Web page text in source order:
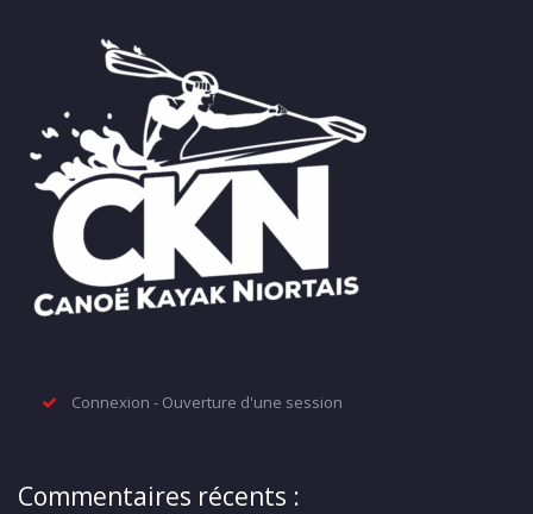
Connexion - Ouverture d'une session
Commentaires récents :